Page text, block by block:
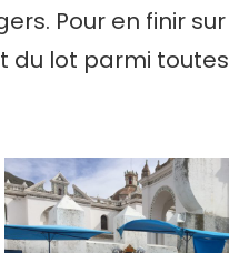
Pour en finir
lot parmi